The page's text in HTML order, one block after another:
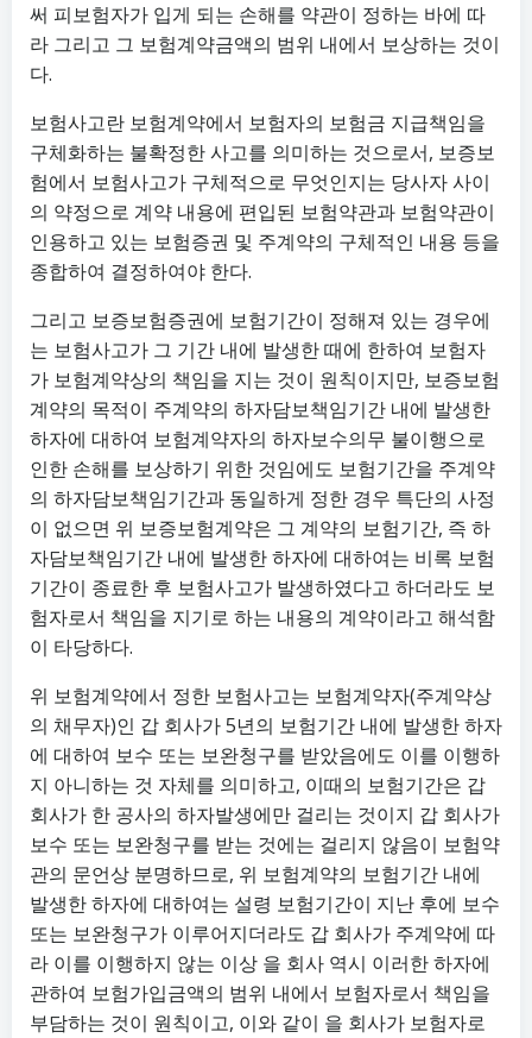
써 피보험자가 입게 되는 손해를 약관이 정하는 바에 따
라 그리고 그 보험계약금액의 범위 내에서 보상하는 것이
다.
보험사고란 보험계약에서 보험자의 보험금 지급책임을
구체화하는 불확정한 사고를 의미하는 것으로서, 보증보
험에서 보험사고가 구체적으로 무엇인지는 당사자 사이
의 약정으로 계약 내용에 편입된 보험약관과 보험약관이
인용하고 있는 보험증권 및 주계약의 구체적인 내용 등을
종합하여 결정하여야 한다.
그리고 보증보험증권에 보험기간이 정해져 있는 경우에
는 보험사고가 그 기간 내에 발생한 때에 한하여 보험자
가 보험계약상의 책임을 지는 것이 원칙이지만, 보증보험
계약의 목적이 주계약의 하자담보책임기간 내에 발생한
하자에 대하여 보험계약자의 하자보수의무 불이행으로
인한 손해를 보상하기 위한 것임에도 보험기간을 주계약
의 하자담보책임기간과 동일하게 정한 경우 특단의 사정
이 없으면 위 보증보험계약은 그 계약의 보험기간, 즉 하
자담보책임기간 내에 발생한 하자에 대하여는 비록 보험
기간이 종료한 후 보험사고가 발생하였다고 하더라도 보
험자로서 책임을 지기로 하는 내용의 계약이라고 해석함
이 타당하다.
위 보험계약에서 정한 보험사고는 보험계약자(주계약상
의 채무자)인 갑 회사가 5년의 보험기간 내에 발생한 하자
에 대하여 보수 또는 보완청구를 받았음에도 이를 이행하
지 아니하는 것 자체를 의미하고, 이때의 보험기간은 갑
회사가 한 공사의 하자발생에만 걸리는 것이지 갑 회사가
보수 또는 보완청구를 받는 것에는 걸리지 않음이 보험약
관의 문언상 분명하므로, 위 보험계약의 보험기간 내에
발생한 하자에 대하여는 설령 보험기간이 지난 후에 보수
또는 보완청구가 이루어지더라도 갑 회사가 주계약에 따
라 이를 이행하지 않는 이상 을 회사 역시 이러한 하자에
관하여 보험가입금액의 범위 내에서 보험자로서 책임을
부담하는 것이 원칙이고, 이와 같이 을 회사가 보험자로